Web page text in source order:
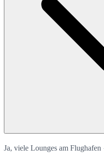
Ja, viele Lounges am